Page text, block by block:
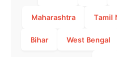
Maharashtra Tamil
Bihar West Bengal